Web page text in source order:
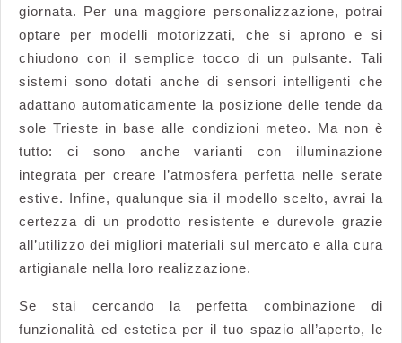
giornata. Per una maggiore personalizzazione, potrai
optare per modelli motorizzati, che si aprono e si
chiudono con il semplice tocco di un pulsante. Tali
sistemi sono dotati anche di sensori intelligenti che
adattano automaticamente la posizione delle tende da
sole Trieste in base alle condizioni meteo. Ma non è
tutto: ci sono anche varianti con illuminazione
integrata per creare l’atmosfera perfetta nelle serate
estive. Infine, qualunque sia il modello scelto, avrai la
certezza di un prodotto resistente e durevole grazie
all’utilizzo dei migliori materiali sul mercato e alla cura
artigianale nella loro realizzazione.
Se stai cercando la perfetta combinazione di
funzionalità ed estetica per il tuo spazio all’aperto, le